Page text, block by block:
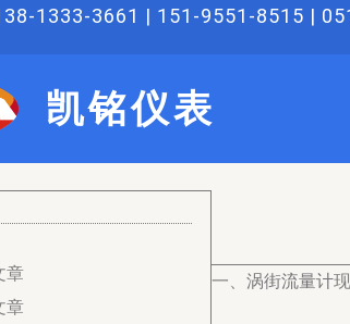
1333-3661 | 151-9551-8515 |
凯铭仪表
章
章
一、 涡街流量计